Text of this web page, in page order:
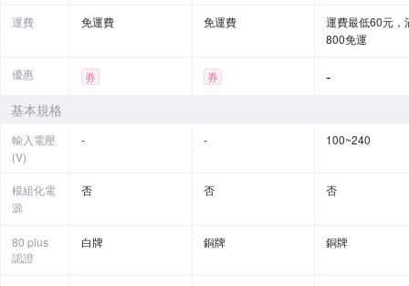
運費 免運費 免運費
運費最低60元，
800免運
優惠 券 券 -
基本規格
輸入電壓
(V)
- - 100~240
模組化電
源
否 否 否
80 plus
認證
白牌 銅牌 銅牌